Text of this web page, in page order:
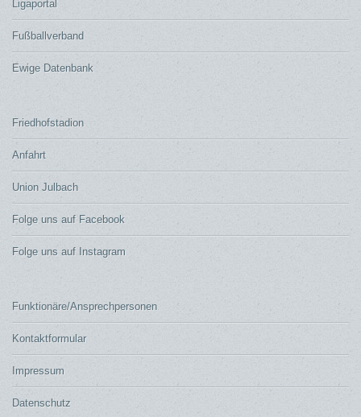
Ligaportal
Fußballverband
Ewige Datenbank
Friedhofstadion
Anfahrt
Union Julbach
Folge uns auf Facebook
Folge uns auf Instagram
Funktionäre/Ansprechpersonen
Kontaktformular
Impressum
Datenschutz